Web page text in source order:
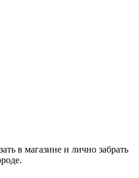
в магазине и лично забрать